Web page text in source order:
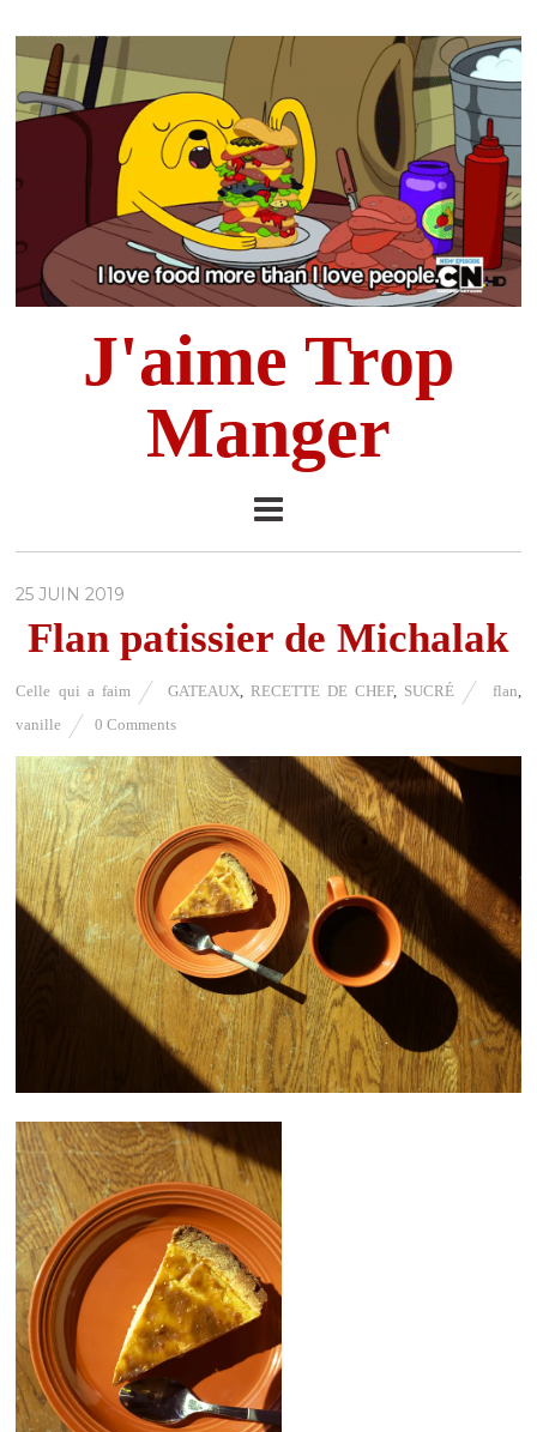
J'aime Trop
Manger
25 JUIN 2019
Flan patissier de Michalak
Celle qui a faim GATEAUX ,RECETTE DE CHEF, SUCRÉ flan
vanille
0 Comments